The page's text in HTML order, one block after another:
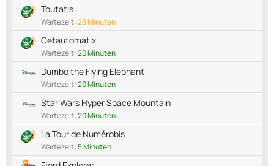
Toutatis
Wartezeit:25 Minuten
Cétautomatix
Wartezeit:20 Minuten
Dumbo the Flying Elephant
Wartezeit:20 Minuten
Star Wars Hyper Space Mountain
Wartezeit:20 Minuten
La Tour de Numérobis
Wartezeit:5 Minuten